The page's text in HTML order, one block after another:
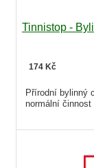
Tinnistop -
174 Kč
Přírodní bylinný
normální činnost